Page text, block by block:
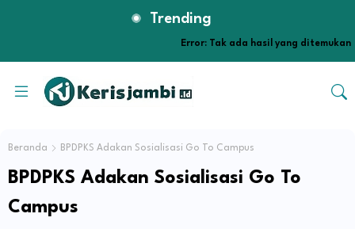
Trending
Error: Tak ada hasil yang ditemukan
Beranda BPDPKS Adakan Sosialisasi Go To Campus
BPDPKS Adakan Sosialisasi Go To
Campus